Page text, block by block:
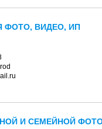
ФОТО, ВИДЕО, ИП
И СЕМЕЙНОЙ